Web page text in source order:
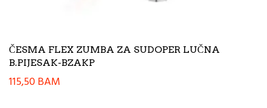
ČESMA FLEX ZUMBA ZA SUDOPER LUČNA
B.PIJESAK-BZAKP
115,50BAM